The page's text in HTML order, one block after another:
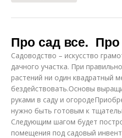
Про сад все. Про
Садоводство – искусство
дачного участка. При
растений ни один квадратный
бездействовать.Основы
руками в саду и
нужно быть готовым к
Следующим шагом будет
помещения под садовый